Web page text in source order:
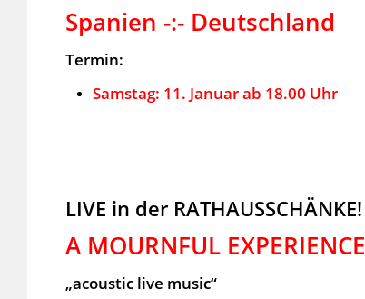
Spanien -:- Deutschland
Termin:
Samstag: 11. Januar ab 18.00 Uhr
LIVE in der RATHAUSSCHÄNKE!
A MOURNFUL EXPERIENCE
„acoustic live music“